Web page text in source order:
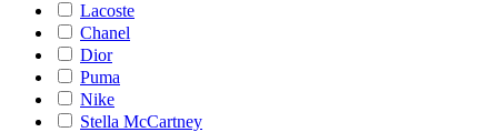
Lacoste
Chanel
Dior
Puma
Nike
Stella McCartney